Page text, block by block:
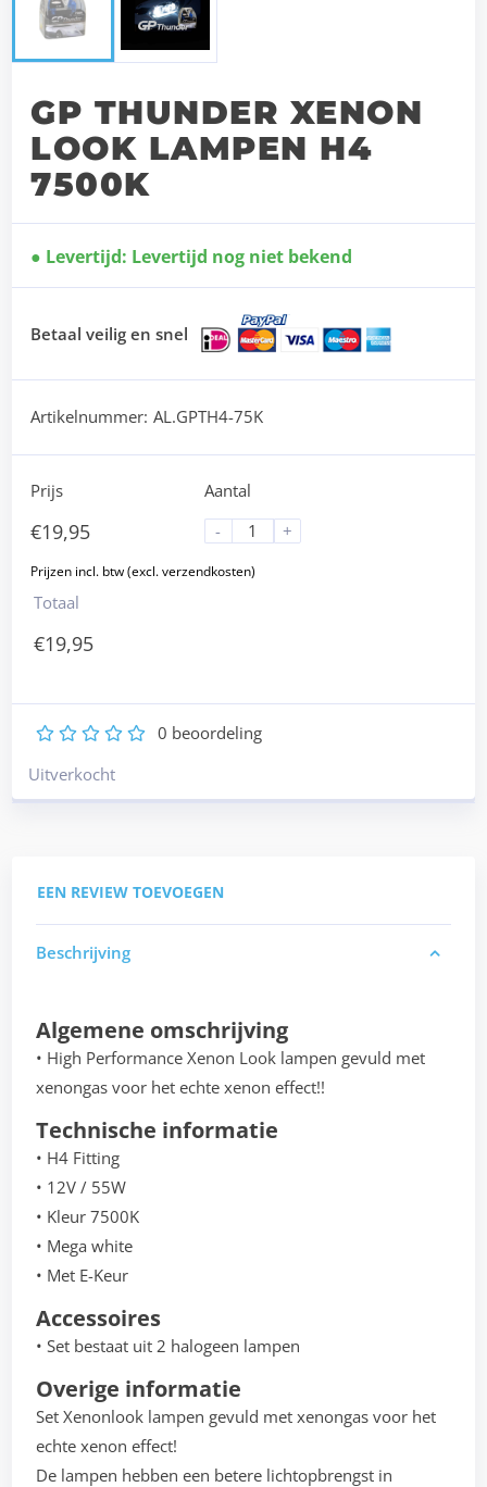
GP THUNDER XENON
LOOK LAMPEN H4
7500K
Levertijd: Levertijd nog niet bekend
Betaal veilig en snel
Artikelnummer: AL.GPTH4-75K
Prijs
€19,95
Aantal
-
+
Totaal
€19,95
5
4
3
2 0 beoordeling
Uitverkocht
EEN REVIEW TOEVOEGEN
Beschrijving
Algemene omschrijving
• High Performance Xenon Look lampen gevuld met
xenongas voor het echte xenon effect!!
Technische informatie
• H4 Fitting
• 12V / 55W
• Kleur 7500K
• Mega white
• Met E-Keur
Accessoires
• Set bestaat uit 2 halogeen lampen
Overige informatie
Set Xenonlook lampen gevuld met xenongas voor het
echte xenon effect!
De lampen hebben een betere lichtopbrengst in